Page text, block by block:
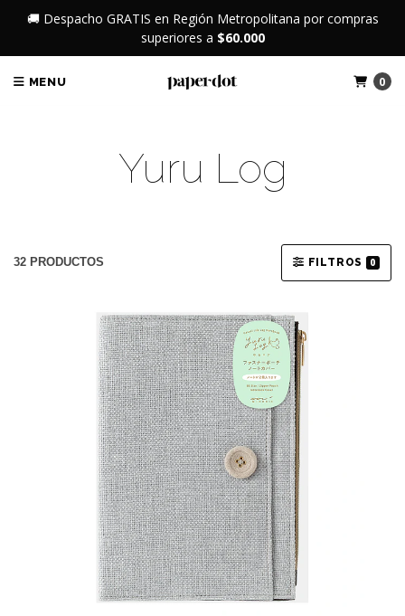
🚚 Despacho GRATIS en Región Metropolitana por compras
superiores a $60.000
MENU 0
Yuru Log
32 PRODUCTOS FILTROS 0